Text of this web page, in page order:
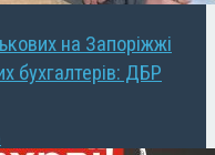
на Запоріжжі
бухгалтерів: ДБР